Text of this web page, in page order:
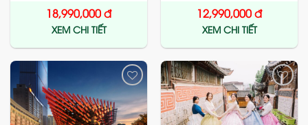
18,990,000đ
XEM CHI TIẾT
12,990,000đ
XEM CHI TIẾT
Add
to
wishlist
Add
to
wishlist